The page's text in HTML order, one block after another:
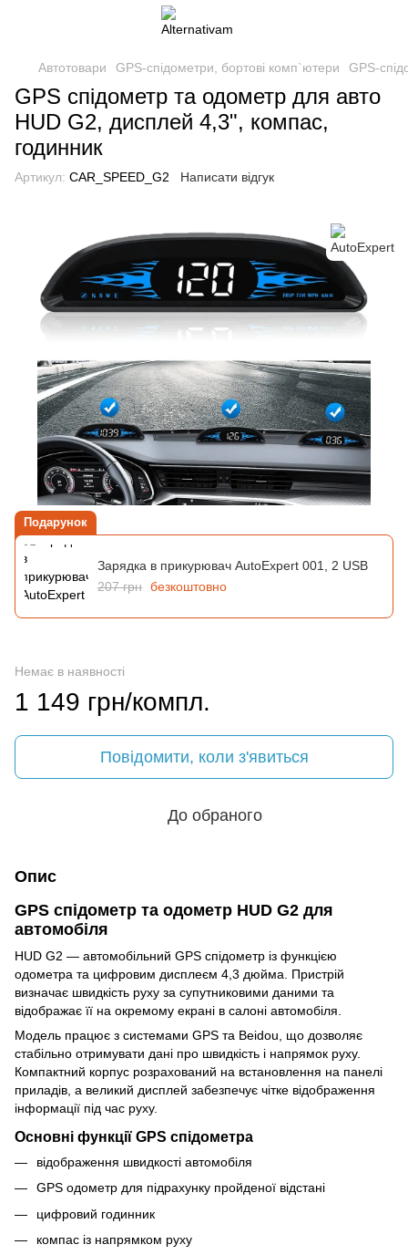
Автотовари GPS-спідометри, бортові комп`ютери GPS-
GPS спідометр та одометр для авто
HUD G2, дисплей 4,3", компас,
годинник
Артикул: CAR_SPEED_G2 Написати відгук
Подарунок
Зарядка в прикурювач AutoExpert 001, 2 USB
207 грн безкоштовно
Немає в наявності
1 149 грн/компл.
Повідомити, коли з'явиться
До обраного
Опис
GPS спідометр та одометр HUD G2 для
автомобіля
HUD G2 — автомобільний GPS спідометр із функцією
одометра та цифровим дисплеєм 4,3 дюйма. Пристрій
визначає швидкість руху за супутниковими даними та
відображає її на окремому екрані в салоні автомобіля.
Модель працює з системами GPS та Beidou, що дозволяє
стабільно отримувати дані про швидкість і напрямок руху.
Компактний корпус розрахований на встановлення на панелі
приладів, а великий дисплей забезпечує чітке відображення
інформації під час руху.
Основні функції GPS спідометра
відображення швидкості автомобіля
GPS одометр для підрахунку пройденої відстані
цифровий годинник
компас із напрямком руху